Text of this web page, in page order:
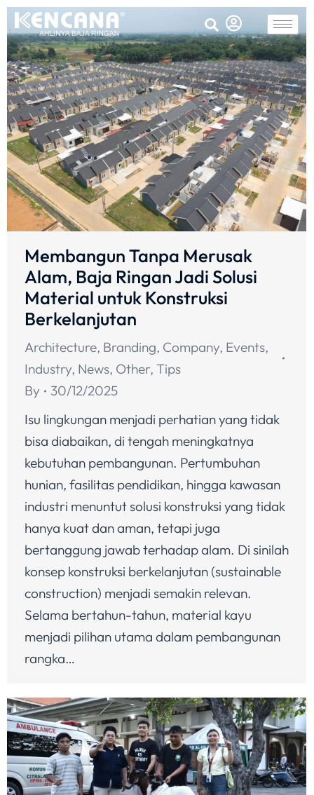
Membangun Tanpa Merusak
Alam, Baja Ringan Jadi Solusi
Material untuk Konstruksi
Berkelanjutan
Architecture, Branding, Company, Events,
Industry, News, Other, Tips
By
30/12/2025
Isu lingkungan menjadi perhatian yang tidak
bisa diabaikan, di tengah meningkatnya
kebutuhan pembangunan. Pertumbuhan
hunian, fasilitas pendidikan, hingga kawasan
industri menuntut solusi konstruksi yang tidak
hanya kuat dan aman, tetapi juga
bertanggung jawab terhadap alam. Di sinilah
konsep konstruksi berkelanjutan (sustainable
construction) menjadi semakin relevan.
Selama bertahun-tahun, material kayu
menjadi pilihan utama dalam pembangunan
rangka…